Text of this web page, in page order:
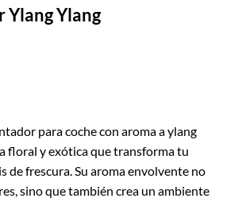
Ylang
para coche con aroma a ylang
floral y exótica que transforma tu
de frescura. Su aroma envolvente no
sino que también crea un ambiente